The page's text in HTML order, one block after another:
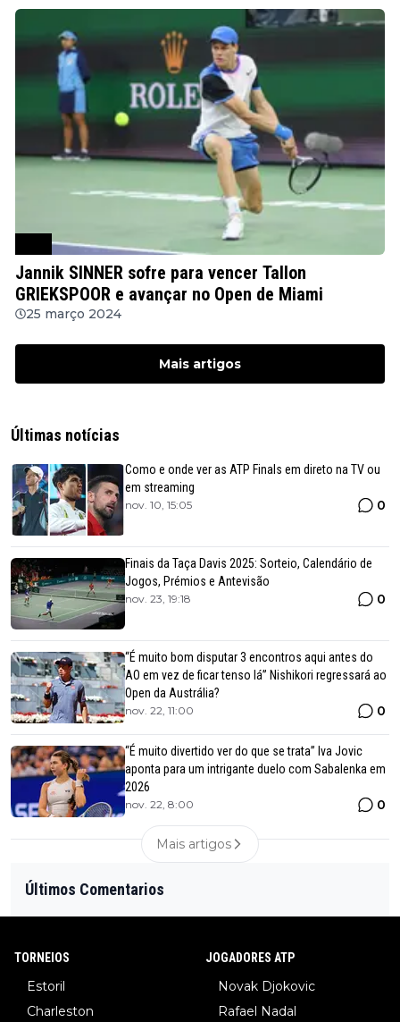
Jannik SINNER sofre para vencer Tallon
GRIEKSPOOR e avançar no Open de Miami
25 março 2024
Mais artigos
Últimas notícias
Como e onde ver as ATP Finals em direto na TV ou
em streaming
nov. 10, 15:05 0
Finais da Taça Davis 2025: Sorteio, Calendário de
Jogos, Prémios e Antevisão
nov. 23, 19:18 0
“É muito bom disputar 3 encontros aqui antes do
AO em vez de ficar tenso lá” Nishikori regressará ao
Open da Austrália?
nov. 22, 11:00 0
“É muito divertido ver do que se trata” Iva Jovic
aponta para um intrigante duelo com Sabalenka em
2026
nov. 22, 8:00 0
Mais artigos
Últimos Comentarios
TORNEIOS
Estoril
Charleston
JOGADORES ATP
Novak Djokovic
Rafael Nadal